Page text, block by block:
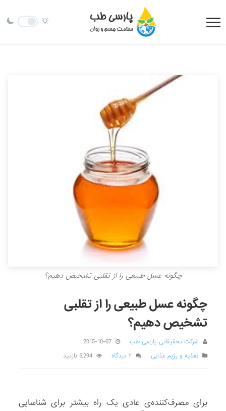
چگونه عسل طبیعی را از تقلبی تشخیص دهیم؟
چگونه عسل طبیعی را از تقلبی
تشخیص دهیم؟
شرکت تحقیقاتی پارسی طب
2015-10-07
تغذیه و رژیم غذایی
۲ دیدگاه 5,294 بازدید
برای مصرف‌کننده‌ی عادی یک راه بیشتر برای شناسایی